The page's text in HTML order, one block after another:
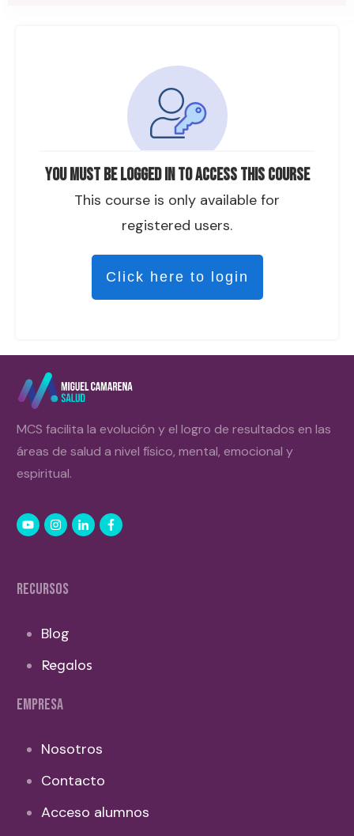
You must be logged in to access this course
This course is only available for
registered users.
Click here to login
MCS facilita la evolución y el logro de resultados en las
áreas de salud a nivel físico, mental, emocional y
espiritual.
RECURSOS
Blog
Regalos
EMPRESA
Nosotros
Contacto
Acceso alumnos